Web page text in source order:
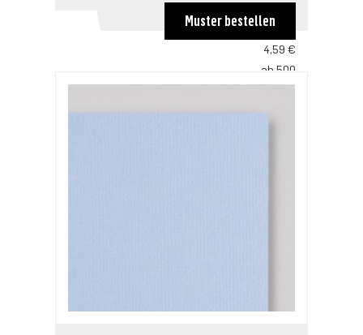
ab 100
4,59 €
ab 500
ab 1000
Muster bestellen